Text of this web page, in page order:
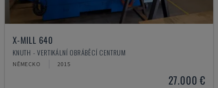
X-MILL 640
KNUTH - VERTIKÁLNÍ OBRÁBĚCÍ CENTRUM
NĚMECKO 2015
27.000 €